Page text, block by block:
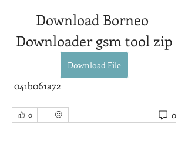
Download Borneo
Downloader gsm tool zip
Download File
041b061a72
0 0